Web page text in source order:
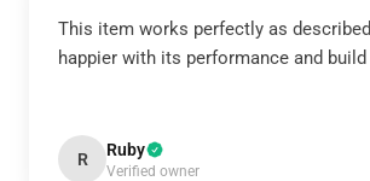
This item works perfectly as
happier with its performance and
R Ruby
Verified owner